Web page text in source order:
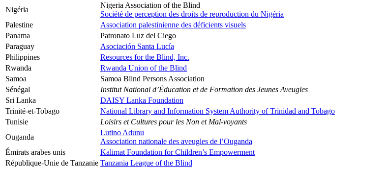
Nigéria
Nigeria Association of the Blind
Société de perception des droits de reproduction du Nigéria
Palestine
Association palestinienne des déficients visuels
Panama
Patronato Luz del Ciego
Paraguay
Asociación Santa Lucía
Philippines
Resources for the Blind, Inc.
Rwanda
Rwanda Union of the Blind
Samoa
Samoa Blind Persons Association
Sénégal
Institut National d’Éducation et de Formation des Jeunes Aveugles
Sri Lanka
DAISY Lanka Foundation
Trinité-et-Tobago
National Library and Information System Authority of Trinidad and Tobago
Tunisie
Loisirs et Cultures pour les Non et Mal-voyants
Ouganda
Lutino Adunu
Association nationale des aveugles de l’Ouganda
Émirats arabes unis
Kalimat Foundation for Children’s Empowerment
République-Unie de Tanzanie Tanzania League of the Blind